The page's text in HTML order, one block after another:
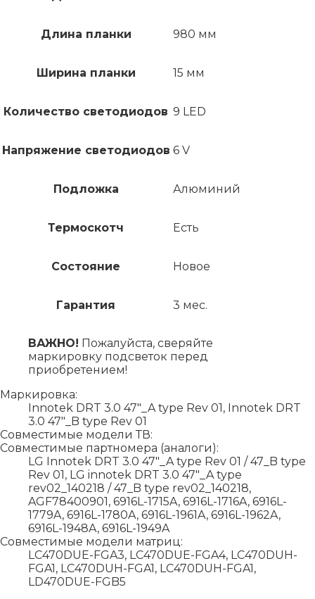
Длина планки 980 мм
Ширина планки 15 мм
Количество светодиодов 9 LED
Напряжение светодиодов 6 V
Подложка Алюминий
Термоскотч Есть
Состояние Новое
Гарантия 3 мес.
ВАЖНО! Пожалуйста, сверяйте
маркировку подсветок перед
приобретением!
Маркировка:
Innotek DRT 3.0 47"_A type Rev 01, Innotek DRT
3.0 47"_B type Rev 01
Совместимые модели ТВ:
Совместимые партномера (аналоги):
LG Innotek DRT 3.0 47"_A type Rev 01 / 47_B type
Rev 01, LG innotek DRT 3.0 47"_A type
rev02_140218 / 47_B type rev02_140218,
AGF78400901, 6916L-1715A, 6916L-1716A, 6916L-
1779A, 6916L-1780A, 6916L-1961A, 6916L-1962A,
6916L-1948A, 6916L-1949A
Совместимые модели матриц:
LC470DUE-FGA3, LC470DUE-FGA4, LC470DUH-
FGA1, LC470DUH-FGA1, LC470DUH-FGA1,
LD470DUE-FGB5